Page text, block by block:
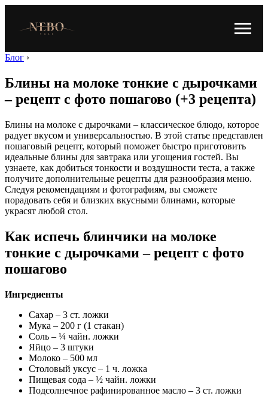
Блог ›
Блины на молоке тонкие с дырочками
– рецепт с фото пошагово (+3 рецепта)
Блины на молоке с дырочками – классическое блюдо, которое
радует вкусом и универсальностью. В этой статье представлен
пошаговый рецепт, который поможет быстро приготовить
идеальные блины для завтрака или угощения гостей. Вы
узнаете, как добиться тонкости и воздушности теста, а также
получите дополнительные рецепты для разнообразия меню.
Следуя рекомендациям и фотографиям, вы сможете
порадовать себя и близких вкусными блинами, которые
украсят любой стол.
Как испечь блинчики на молоке
тонкие с дырочками – рецепт с фото
пошагово
Ингредиенты
Сахар – 3 ст. ложки
Мука – 200 г (1 стакан)
Соль – ¼ чайн. ложки
Яйцо – 3 штуки
Молоко – 500 мл
Столовый уксус – 1 ч. ложка
Пищевая сода – ½ чайн. ложки
Подсолнечное рафинированное масло – 3 ст. ложки